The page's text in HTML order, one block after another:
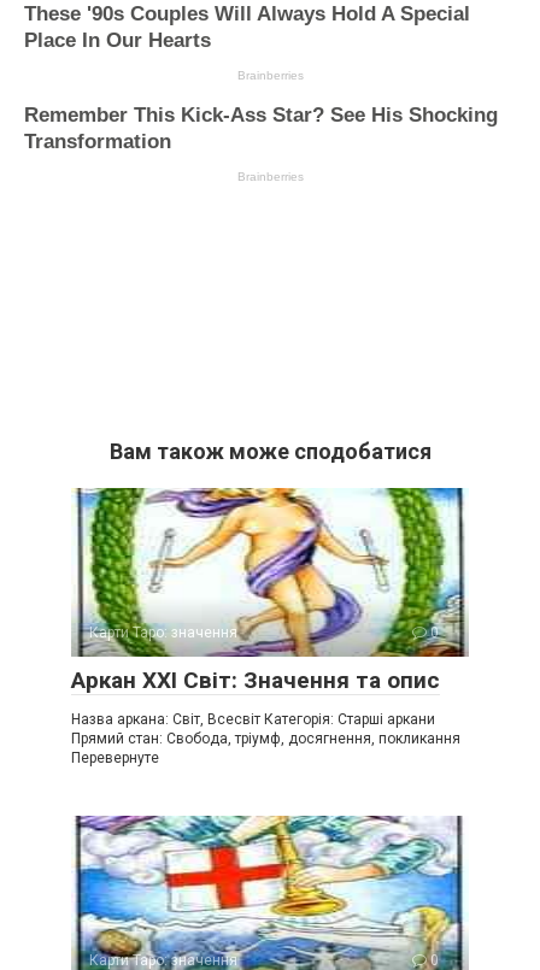
Вам також може сподобатися
Карти Таро: значення 0
Аркан XXI Світ: Значення та опис
Назва аркана: Світ, Всесвіт Категорія: Старші аркани
Прямий стан: Свобода, тріумф, досягнення, покликання
Перевернуте
Карти Таро: значення 0